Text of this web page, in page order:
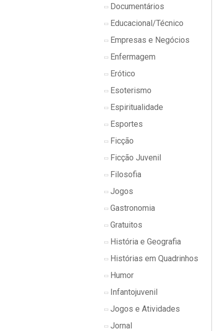
Documentários
Educacional/Técnico
Empresas e Negócios
Enfermagem
Erótico
Esoterismo
Espiritualidade
Esportes
Ficção
Ficção Juvenil
Filosofia
Jogos
Gastronomia
Gratuitos
História e Geografia
Histórias em Quadrinhos
Humor
Infantojuvenil
Jogos e Atividades
Jornal